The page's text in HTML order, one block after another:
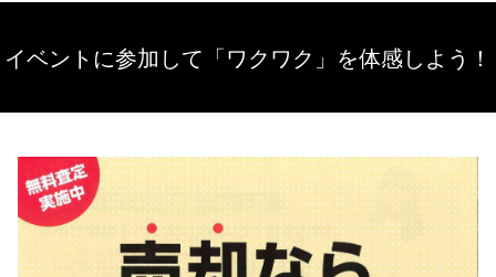
イベントに参加して「ワクワク」を体感しよう！